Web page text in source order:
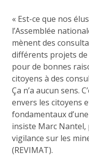
« Est-ce que nos
l’Assemblée
mènent des
différents projets
pour de bonnes
citoyens à des
Ça n’a aucun sens.
envers les citoyens
fondamentaux
insiste Marc
vigilance sur les
(REVIMAT).